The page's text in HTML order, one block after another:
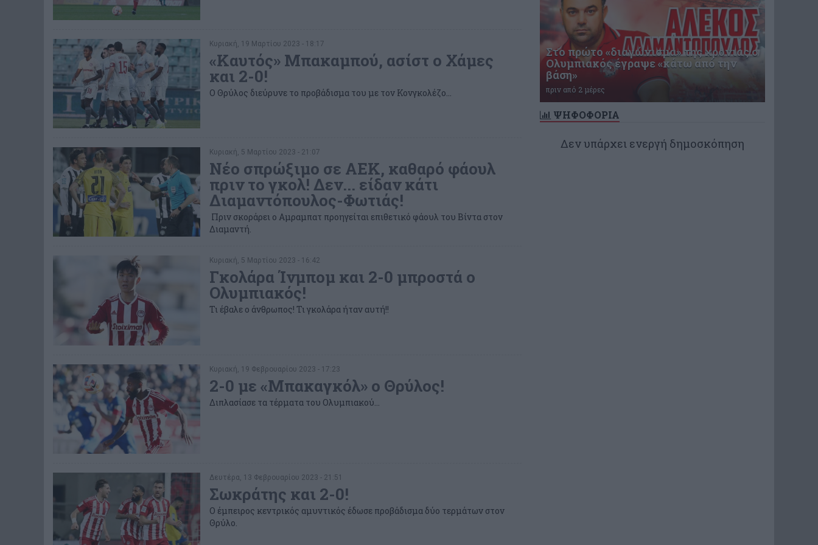
Κυριακή, 19 Μαρτίου 2023 - 18:17
«Καυτός» Μπακαμπού, ασίστ ο Χάμες
και 2-0!
Ο Θρύλος διεύρυνε το προβάδισμα του με τον Κονγκολέζο…
Κυριακή, 5 Μαρτίου 2023 - 21:07
Νέο σπρώξιμο σε ΑΕΚ, καθαρό φάουλ
πριν το γκολ! Δεν... είδαν κάτι
Διαμαντόπουλος-Φωτιάς!
Πριν σκοράρει ο Αμραμπατ προηγείται επιθετικό φάουλ του Βίντα στον
Διαμαντή.
Κυριακή, 5 Μαρτίου 2023 - 16:42
Γκολάρα Ίνμπομ και 2-0 μπροστά ο
Ολυμπιακός!
Τι έβαλε ο άνθρωπος! Τι γκολάρα ήταν αυτή!!
Κυριακή, 19 Φεβρουαρίου 2023 - 17:23
2-0 με «Μπακαγκόλ» ο Θρύλος!
Διπλασίασε τα τέρματα του Ολυμπιακού...
Δευτέρα, 13 Φεβρουαρίου 2023 - 21:51
Σωκράτης και 2-0!
Ο έμπειρος κεντρικός αμυντικός έδωσε προβάδισμα δύο τερμάτων στον
Θρύλο.
Στο πρώτο «διαγώνισμα» της χρονιάς ο
Ολυμπιακός έγραψε «κάτω από την
βάση»
πριν από 2 μέρες
ΨΗΦΟΦΟΡΙΑ
Δεν υπάρχει ενεργή δημοσκόπηση